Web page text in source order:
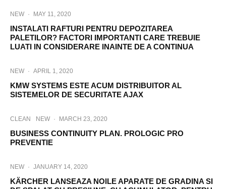
NEW · MAY 11, 2020
INSTALATI RAFTURI PENTRU DEPOZITAREA
PALETILOR? FACTORI IMPORTANTI CARE TREBUIE
LUATI IN CONSIDERARE INAINTE DE A CONTINUA
NEW · APRIL 1, 2020
KMW SYSTEMS ESTE ACUM DISTRIBUITOR AL
SISTEMELOR DE SECURITATE AJAX
CLEAN NEW · MARCH 23, 2020
BUSINESS CONTINUITY PLAN. PROLOGIC PRO
PREVENTIE
NEW · JANUARY 14, 2020
KÄRCHER LANSEAZA NOILE APARATE DE GRADINA SI